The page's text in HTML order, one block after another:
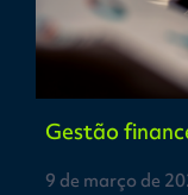
Gestão
9 de março de